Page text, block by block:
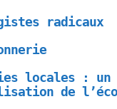
radicaux
locales :
de